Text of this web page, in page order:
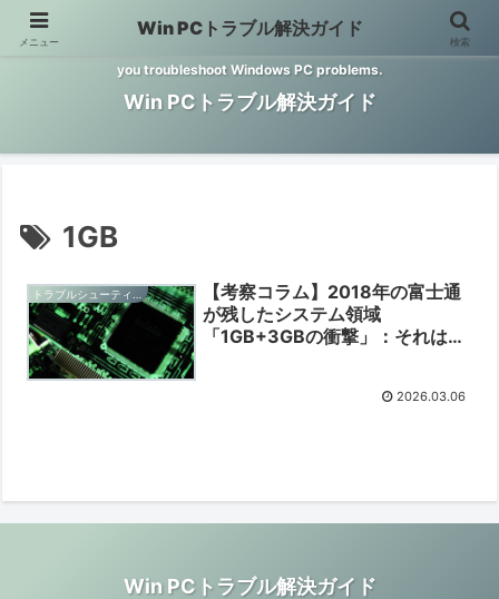
Windows PCのトラブル解決をお手伝いするサイトです。 This site helps
you troubleshoot Windows PC problems.
Win PCトラブル解決ガイド
1GB
【考察コラム】2018年の富士通
が残したシステム領域
「1GB+3GBの衝撃」：それはオ
2026.03.06
Win PCトラブル解決ガイド
メニュー
Win PCトラブル解決ガイド
検索